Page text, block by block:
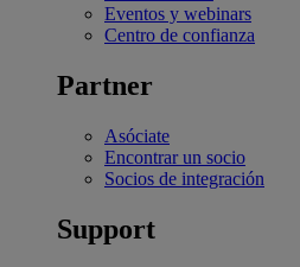
Eventos y webinars
Centro de confianza
Partner
Asóciate
Encontrar un socio
Socios de integración
Support